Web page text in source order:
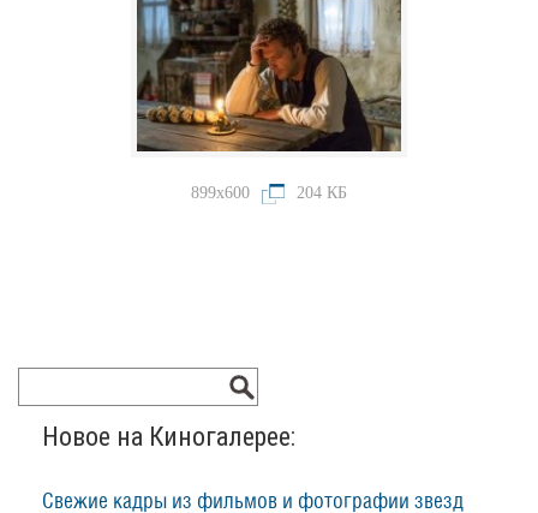
899x600 204 КБ
Новое на Киногалерее:
Свежие кадры из фильмов и фотографии звезд